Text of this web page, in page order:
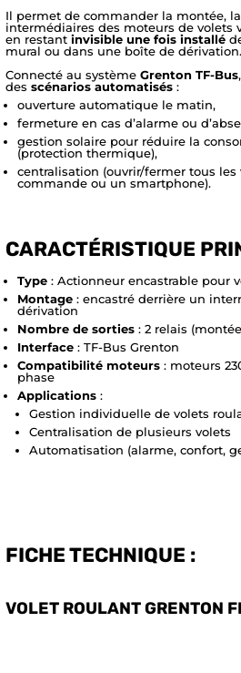
Il permet de commander la montée,
intermédiaires des moteurs de volets
en restant invisible une fois installé
mural ou dans une boîte de dérivation.
Connecté au système Grenton TF-Bus
des scénarios automatisés :
ouverture automatique le matin,
fermeture en cas d’alarme ou
gestion solaire pour réduire la
(protection thermique),
centralisation (ouvrir/fermer tous
commande ou un smartphone).
CARACTÉRISTIQUE
Type : Actionneur encastrable pour
Montage : encastré derrière un
dérivation
Nombre de sorties : 2 relais
Interface : TF-Bus Grenton
Compatibilité moteurs : moteurs
phase
Applications :
Gestion individuelle de volets
Centralisation de plusieurs volets
Automatisation (alarme, confort,
FICHE TECHNIQUE :
VOLET ROULANT GRENTON